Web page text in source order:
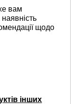
вам
щодо
інших